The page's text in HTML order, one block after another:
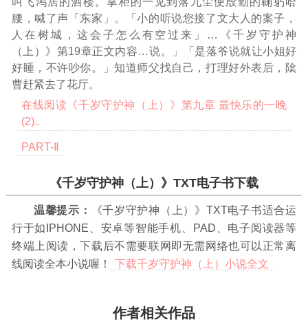
腰，喊了声「东家」。「小的听说您接了文大人的案子，
人在树城，这会子怎么有空过来」
…《千岁守护神
（上）》第19章正文内容…说。」「是落爷说就让小姐好
好睡，不许吵你。」知道师父找自己，打理好外表后，隂
曹赶紧去了花厅。
在线阅读《千岁守护神（上）》第九章 最快乐的一晚
(2)..
PART-Ⅱ
《千岁守护神（上）》TXT电子书下载
温馨提示：
《千岁守护神（上）》TXT电子书适合运
行于如IPHONE、安卓等智能手机、PAD、电子阅读器等
终端上阅读，下载后不需要联网即无需网络也可以正常离
线阅读全本小说喔！
下载千岁守护神（上）小说全文
作者相关作品